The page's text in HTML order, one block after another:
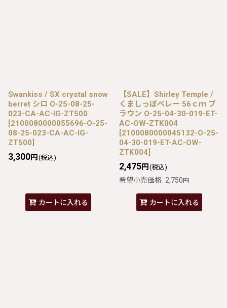
Swankiss / SX crystal snow
berret シロ O-25-08-25-
023-CA-AC-IG-ZT500
[2100080000055696-O-25-
08-25-023-CA-AC-IG-
ZT500]
3,300円 (税込)
カートに入れる
【SALE】Shirley Temple /
くましっぽベレー 56ｃｍ ブ
ラウン O-25-04-30-019-ET-
AC-OW-ZTK004
[2100080000045132-O-25-
04-30-019-ET-AC-OW-
ZTK004]
2,475円 (税込)
希望小売価格: 2,750円
カートに入れる